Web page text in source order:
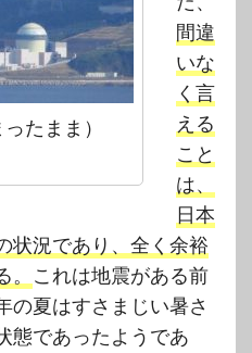
たまま）
間違
いな
く言
える
こと
は、
日本
状況であり、全く余裕
これは地震がある前
の夏はすさまじい暑さ
態であったようであ